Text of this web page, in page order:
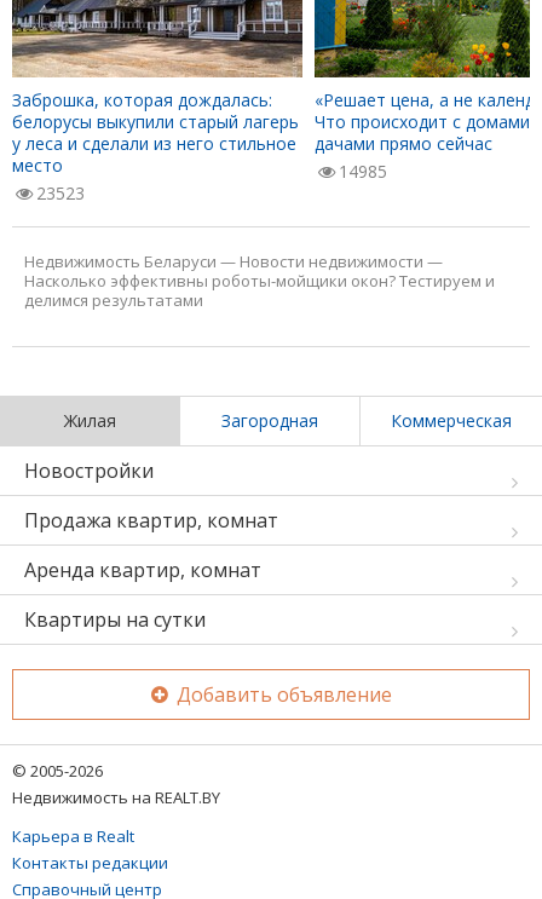
Заброшка, которая дождалась:
белорусы выкупили старый лагерь
у леса и сделали из него стильное
место
23523
«Решает цена, а не
Что происходит с домами
дачами прямо сейчас
14985
Недвижимость Беларуси — Новости недвижимости —
Насколько эффективны роботы-мойщики окон? Тестируем и
делимся результатами
Жилая Загородная Коммерческая
Новостройки
Продажа квартир, комнат
Аренда квартир, комнат
Квартиры на сутки
Добавить объявление
© 2005-2026
Недвижимость на REALT.BY
Карьера в Realt
Контакты редакции
Справочный центр